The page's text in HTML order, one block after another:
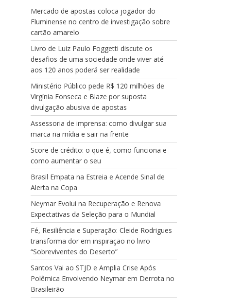
Mercado de apostas coloca jogador do
Fluminense no centro de investigação sobre
cartão amarelo
Livro de Luiz Paulo Foggetti discute os
desafios de uma sociedade onde viver até
aos 120 anos poderá ser realidade
Ministério Público pede R$ 120 milhões de
Virgínia Fonseca e Blaze por suposta
divulgação abusiva de apostas
Assessoria de imprensa: como divulgar sua
marca na mídia e sair na frente
Score de crédito: o que é, como funciona e
como aumentar o seu
Brasil Empata na Estreia e Acende Sinal de
Alerta na Copa
Neymar Evolui na Recuperação e Renova
Expectativas da Seleção para o Mundial
Fé, Resiliência e Superação: Cleide Rodrigues
transforma dor em inspiração no livro
“Sobreviventes do Deserto”
Santos Vai ao STJD e Amplia Crise Após
Polêmica Envolvendo Neymar em Derrota no
Brasileirão